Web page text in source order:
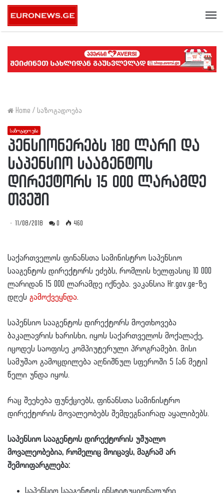
Home / საზოგადოება
საზოგადოება
პენსიონერებს 180 ლარი და
საპენსიო სააგენტოს
დირექტორს 15 000 ლარამდე
თვეში
11/08/2018 0 460
საქართველოს ფინანსთა სამინისტრო საპენსიო
სააგენტოს დირექტორს ეძებს, რომლის ხელფასიც 10 000
ლარიდან 15 000 ლარამდე იქნება. ვაკანსია Hr.gov.ge-ზე
დღეს გამოქვეყნდა.
საპენსიო სააგენტოს დირექტორს მოეთხოვება
ბაკალავრის ხარისხი, იყოს საქართველოს მოქალაქე,
იცოდეს საოფისე კომპიუტერული პროგრამები. მისი
სამუშაო გამოცდილება აღნიშნულ სფეროში 5 [ან მეტი]
წელი უნდა იყოს.
რაც შეეხება ფუნქციებს, ფინანსთა სამინისტრო
დირექტორის მოვალეობებს შემდეგნაირად აყალიბებს.
საპენსიო სააგენტოს დირექტორის უშუალო
მოვალეობებია, რომელიც მოიცავს, მაგრამ არ
შემოიფარგლება:
საპენსიო სააგენტოს ინსტიტუციონალური